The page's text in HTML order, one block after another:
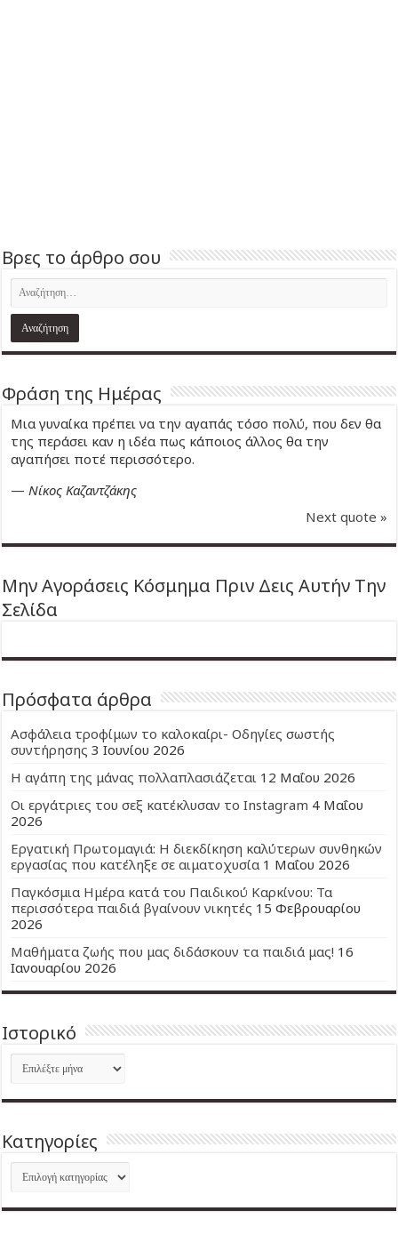
Βρες το άρθρο σου
Φράση της Ημέρας
Μια γυναίκα πρέπει να την αγαπάς τόσο πολύ, που δεν θα
της περάσει καν η ιδέα πως κάποιος άλλος θα την
αγαπήσει ποτέ περισσότερο.
— Νίκος Καζαντζάκης
Next quote »
Μην Αγοράσεις Κόσμημα Πριν Δεις Αυτήν Την
Σελίδα
Πρόσφατα άρθρα
Ασφάλεια τροφίμων το καλοκαίρι- Οδηγίες σωστής
συντήρησης 3 Ιουνίου 2026
Η αγάπη της μάνας πολλαπλασιάζεται 12 Μαΐου 2026
Οι εργάτριες του σεξ κατέκλυσαν το Instagram 4 Μαΐου
2026
Εργατική Πρωτομαγιά: Η διεκδίκηση καλύτερων συνθηκών
εργασίας που κατέληξε σε αιματοχυσία 1 Μαΐου 2026
Παγκόσμια Ημέρα κατά του Παιδικού Καρκίνου: Τα
περισσότερα παιδιά βγαίνουν νικητές 15 Φεβρουαρίου
2026
Μαθήματα ζωής που μας διδάσκουν τα παιδιά μας! 16
Ιανουαρίου 2026
Ιστορικό
Ιστορικό
Kατηγορίες
Kατηγορίες